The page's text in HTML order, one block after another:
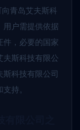
青岛艾夫斯科
用户需提供依据
件，必要的国家
夫斯科技有限公
科技有限公司
持。